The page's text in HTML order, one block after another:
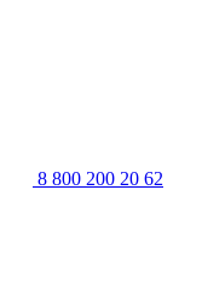
8 800 200 20 62